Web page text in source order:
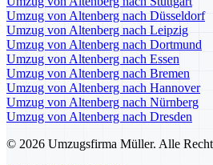
Umzug von Altenberg nach Düsseldorf
Umzug von Altenberg nach Leipzig
Umzug von Altenberg nach Dortmund
Umzug von Altenberg nach Essen
Umzug von Altenberg nach Bremen
Umzug von Altenberg nach Hannover
Umzug von Altenberg nach Nürnberg
Umzug von Altenberg nach Dresden
© 2026 Umzugsfirma Müller. Alle